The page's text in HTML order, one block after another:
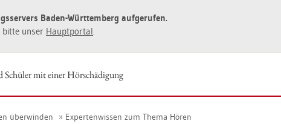
Baden-Würt­tem­berg auf­ge­ru­fen.
bitte unser Haupt­por­tal.
Schü­ler mit einer Hör­schä­di­gung
über­win­den Ex­per­ten­wis­sen zum Thema Hören